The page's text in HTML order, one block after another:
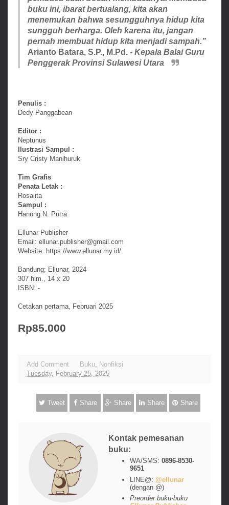
buku ini, ibarat bertualang, kita akan
menemukan bahwa sesungguhnya hidup kita
sungguh berharga. Oleh karena itu, jangan
pernah membuat hidup kita menjadi sampah.”
Arianto Batara, S.P., M.Pd. - Kepala Balai Guru
Penggerak Provinsi Sulawesi Utara
Penulis :
Dedy Panggabean
Editor :
Neptunus
Ilustrasi Sampul :
Sry Cristy Manihuruk
Tim Grafis
Penata Letak :
Rosalita
Sampul :
Hanung N. Putra
Ellunar Publisher
Email: ellunar.publisher@gmail.com
Website: https://www.ellunar.my.id/
Bandung; Ellunar, 2024
307 hlm., 14 x 20
ISBN: -
Cetakan pertama, Februari 2025
Rp85.000
Add Comment Buku, Nonfiksi
Tuesday, February 25, 2025
Tweet Share Share Share Share
Kontak pemesanan
buku:
WA/SMS:0896-8530-
9651
LINE@:@ellunar
(dengan @)
Preorder buku-buku